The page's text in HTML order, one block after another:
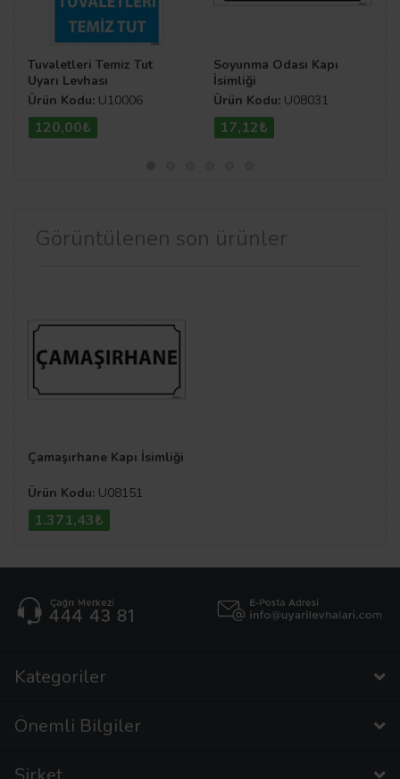
Tuvaletleri Temiz Tut
Uyarı Levhası
Ürün Kodu: U10006
120,00₺
Soyunma Odası Kapı
İsimliği
Ürün Kodu: U08031
17,12₺
Görüntülenen son ürünler
Çamaşırhane Kapı İsimliği
Ürün Kodu: U08151
1.371,43₺
Kategoriler
Önemli Bilgiler